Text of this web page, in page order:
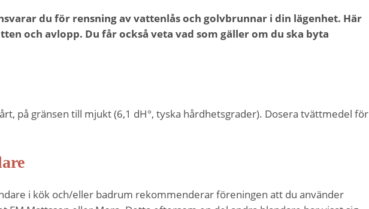
du för rensning av vattenlås och golvbrunnar i din lägenhet. Här
och avlopp. Du får också veta vad som gäller om du ska byta
på gränsen till mjukt (6,1 dH°, tyska hårdhetsgrader). Dosera tvättmedel för
i kök och/eller badrum rekommenderar föreningen att du använder